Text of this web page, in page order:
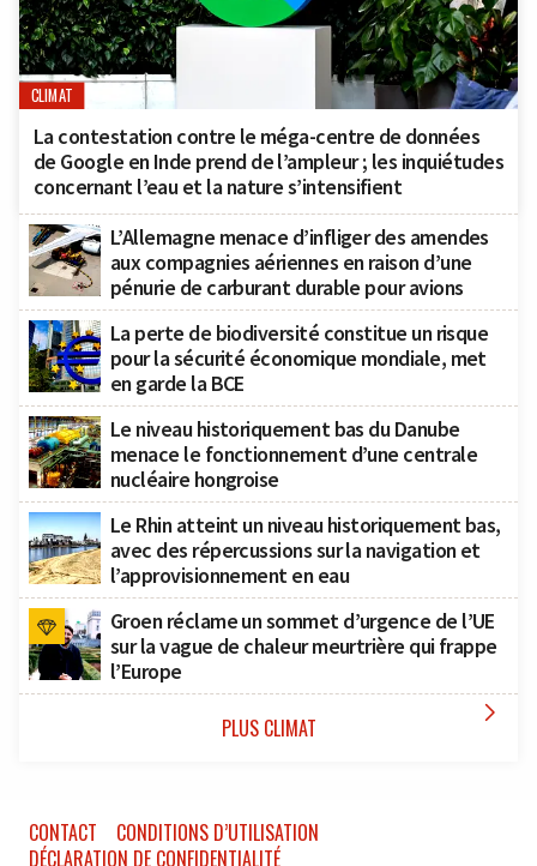
CLIMAT
La contestation contre le méga-centre de données
de Google en Inde prend de l’ampleur ; les inquiétudes
concernant l’eau et la nature s’intensifient
L’Allemagne menace d’infliger des amendes
aux compagnies aériennes en raison d’une
pénurie de carburant durable pour avions
La perte de biodiversité constitue un risque
pour la sécurité économique mondiale, met
en garde la BCE
Le niveau historiquement bas du Danube
menace le fonctionnement d’une centrale
nucléaire hongroise
Le Rhin atteint un niveau historiquement bas,
avec des répercussions sur la navigation et
l’approvisionnement en eau
Groen réclame un sommet d’urgence de l’UE
sur la vague de chaleur meurtrière qui frappe
l’Europe
PLUS CLIMAT 
CONTACT
CONDITIONS D’UTILISATION
DÉCLARATION DE CONFIDENTIALITÉ